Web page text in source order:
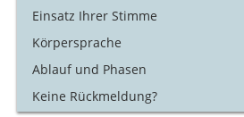
Einsatz Ihrer Stimme
Körpersprache
Ablauf und Phasen
Keine Rückmeldung?